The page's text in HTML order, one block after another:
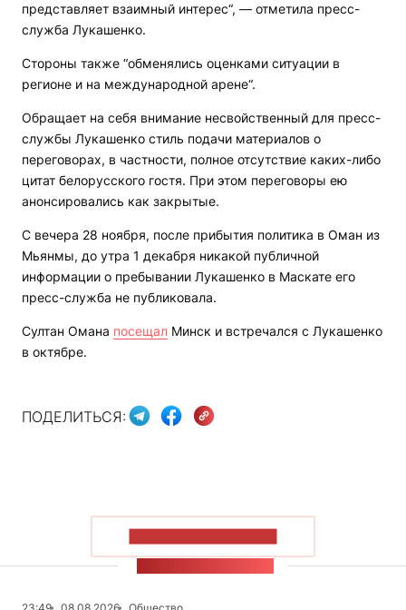
представляет взаимный интерес“, — отметила пресс-
служба Лукашенко.
Стороны также “обменялись оценками ситуации в
регионе и на международной арене“.
Обращает на себя внимание несвойственный для пресс-
службы Лукашенко стиль подачи материалов о
переговорах, в частности, полное отсутствие каких-либо
цитат белорусского гостя. При этом переговоры ею
анонсировались как закрытые.
С вечера 28 ноября, после прибытия политика в Оман из
Мьянмы, до утра 1 декабря никакой публичной
информации о пребывании Лукашенко в Маскате его
пресс-служба не публиковала.
Султан Омана посещал Минск и встречался с Лукашенко
в октябре.
ПОДЕЛИТЬСЯ: